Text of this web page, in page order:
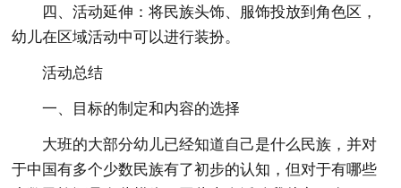
四、活动延伸：将民族头饰、服饰投放到角色区，
幼儿在区域活动中可以进行装扮。
活动总结
一、目标的制定和内容的选择
大班的大部分幼儿已经知道自己是什么民族，并对
于中国有多个少数民族有了初步的认知，但对于有哪些